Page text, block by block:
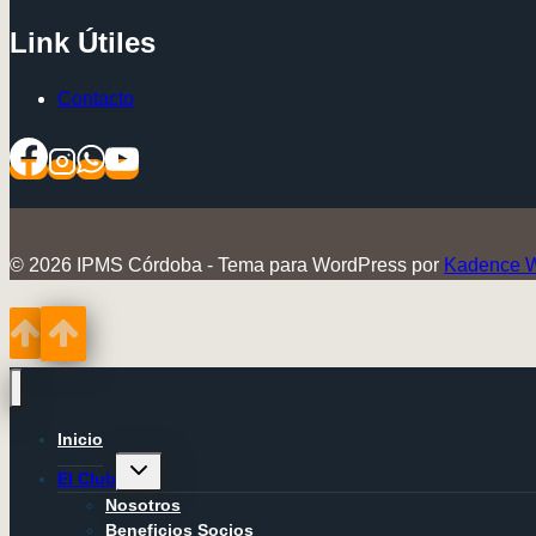
Link Útiles
Contacto
© 2026 IPMS Córdoba - Tema para WordPress por Kadence
Inicio
El Club
Alternar
menú
hijo
Nosotros
Beneficios Socios